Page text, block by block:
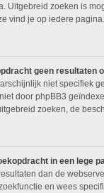
Uitgebreid zoeken is
vind je op iedere pagina.
geen resultaten
niet specifiek
door phpBB3
zoeken, de
in een lege
dan de
en wees